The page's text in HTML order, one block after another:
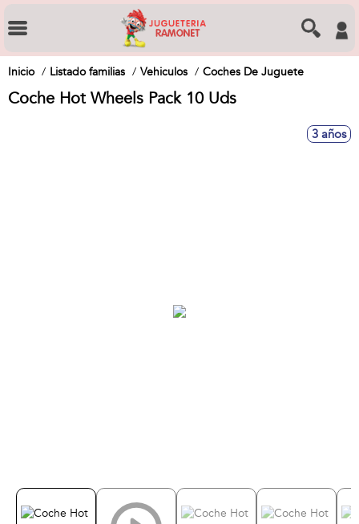
Inicio Listado familias Vehiculos Coches De Juguete
Coche Hot Wheels Pack 10 Uds
3 años